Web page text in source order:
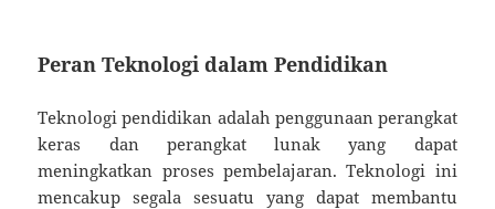
Peran Teknologi dalam Pendidikan
Teknologi pendidikan adalah penggunaan perangkat
keras dan perangkat lunak yang dapat
meningkatkan proses pembelajaran. Teknologi ini
mencakup segala sesuatu yang dapat membantu